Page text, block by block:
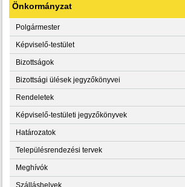
Önkormányzat
Polgármester
Képviselő-testület
Bizottságok
Bizottsági ülések jegyzőkönyvei
Rendeletek
Képviselő-testületi jegyzőkönyvek
Határozatok
Településrendezési tervek
Meghívók
Szálláshelyek